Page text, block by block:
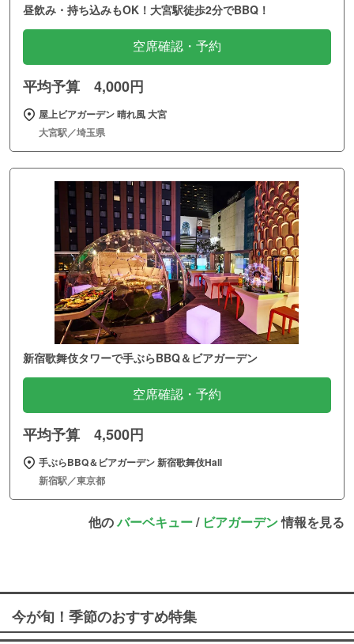
昼飲み・持ち込みもOK！大宮駅徒歩2分でBBQ！
空席確認・予約
平均予算 4,000円
屋上ビアガーデン 晴れ風 大宮
大宮駅／埼玉県
新宿歌舞伎タワーで手ぶらBBQ＆ビアガーデン
空席確認・予約
平均予算 4,500円
手ぶらBBQ＆ビアガーデン 新宿歌舞伎Hall
新宿駅／東京都
他のバーベキュー/ ビアガーデン情報を見る
今が旬！季節のおすすめ特集